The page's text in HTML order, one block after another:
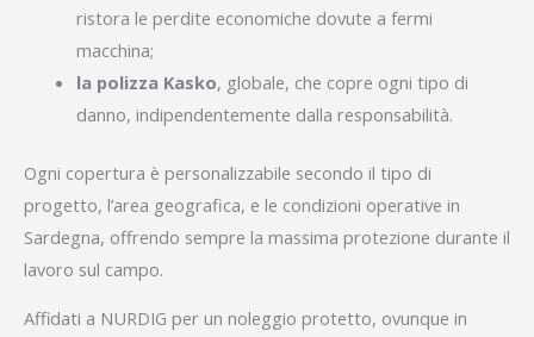
ristora le perdite economiche dovute a fermi
macchina;
la polizza Kasko, globale, che copre ogni tipo di
danno, indipendentemente dalla responsabilità.
Ogni copertura è personalizzabile secondo il tipo di
progetto, l’area geografica, e le condizioni operative in
Sardegna, offrendo sempre la massima protezione durante il
lavoro sul campo.
Affidati a NURDIG per un noleggio protetto, ovunque in